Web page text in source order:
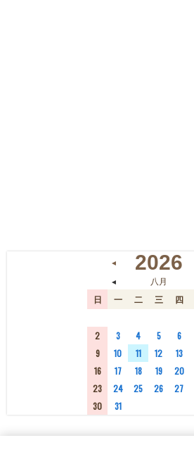
◄ 2026
◄
八月
日 一 二 三 四
2
3 4 5 6
9
10 11 12 13
16
17 18 19 20
23
24 25 26 27
30
31